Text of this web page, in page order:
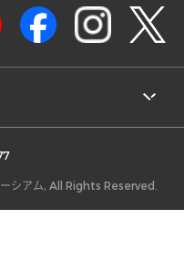
シアム, All Rights Reserved.